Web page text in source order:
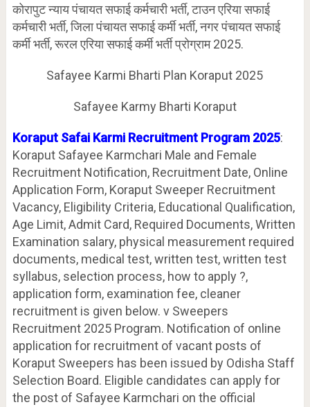
कोरापुट न्याय पंचायत सफाई कर्मचारी भर्ती, टाउन एरिया सफाई
कर्मचारी भर्ती, जिला पंचायत सफाई कर्मी भर्ती, नगर पंचायत सफाई
कर्मी भर्ती, रूरल एरिया सफाई कर्मी भर्ती प्रोग्राम 2025.
Safayee Karmi Bharti Plan Koraput 2025
Safayee Karmy Bharti Koraput
Koraput Safai Karmi Recruitment Program 2025:
Koraput Safayee Karmchari Male and Female
Recruitment Notification, Recruitment Date, Online
Application Form, Koraput Sweeper Recruitment
Vacancy, Eligibility Criteria, Educational Qualification,
Age Limit, Admit Card, Required Documents, Written
Examination salary, physical measurement required
documents, medical test, written test, written test
syllabus, selection process, how to apply ?,
application form, examination fee, cleaner
recruitment is given below. v Sweepers
Recruitment 2025 Program. Notification of online
application for recruitment of vacant posts of
Koraput Sweepers has been issued by Odisha Staff
Selection Board. Eligible candidates can apply for
the post of Safayee Karmchari on the official